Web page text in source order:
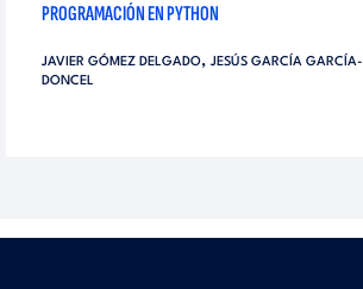
PROGRAMACIÓN EN PYTHON
JAVIER GÓMEZ DELGADO, JESÚS GARCÍA GARCÍA-
DONCEL